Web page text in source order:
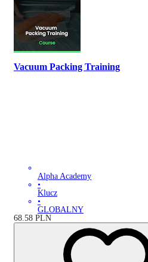
Vacuum Packing Training
Alpha Academy
•
Klucz
•
GLOBALNY
68.58 PLN